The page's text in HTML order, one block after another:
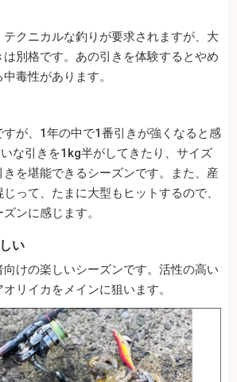
クニカルな釣りが要求されますが、大
別格です。あの引きを体験するとやめ
毒性があります。
すが、1年の中で1番引きが強くなると感
な引きを1kg半がしてきたり、サイズ
を堪能できるシーズンです。また、産
って、たまに大型もヒットするので、
ンに感じます。
い
向けの楽しいシーズンです。活性の高い
リイカをメインに狙います。